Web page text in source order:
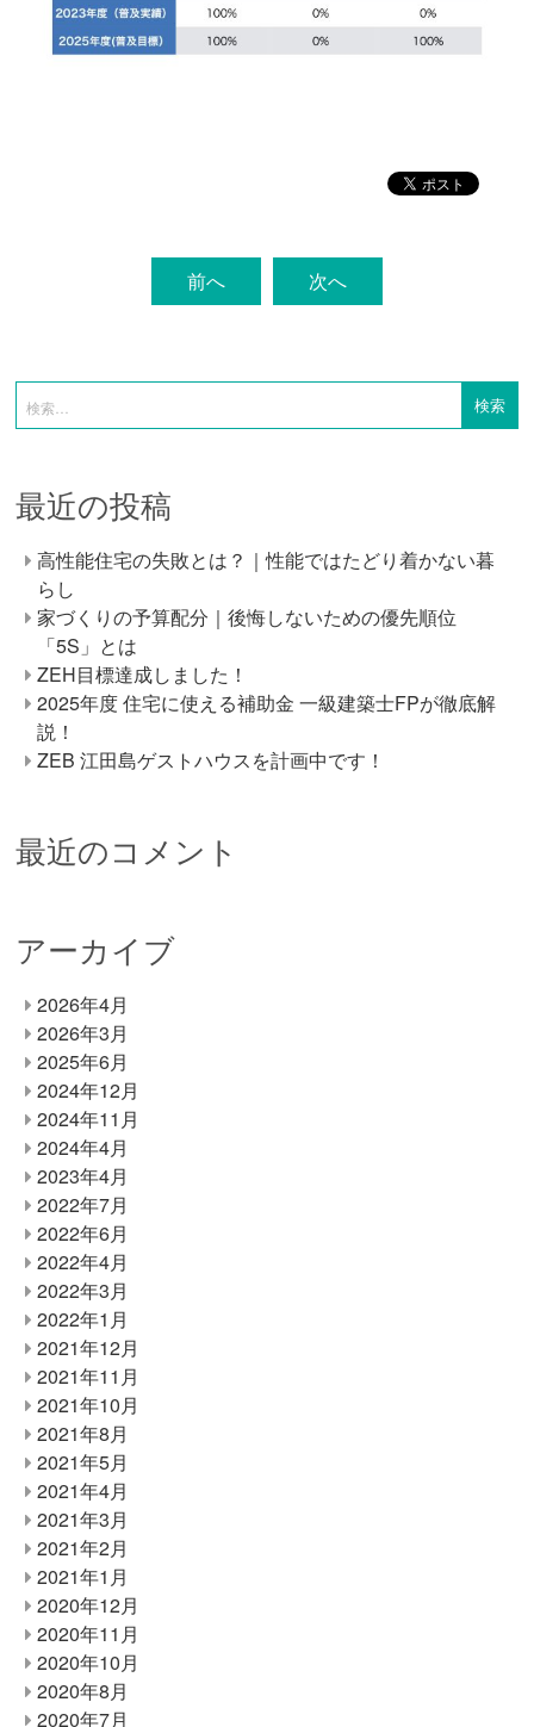
前へ 次へ
最近の投稿
高性能住宅の失敗とは？｜性能ではたどり着かない暮
らし
家づくりの予算配分｜後悔しないための優先順位
「5S」とは
ZEH目標達成しました！
2025年度 住宅に使える補助金 一級建築士FPが徹底解
説！
ZEB 江田島ゲストハウスを計画中です！
最近のコメント
アーカイブ
2026年4月
2026年3月
2025年6月
2024年12月
2024年11月
2024年4月
2023年4月
2022年7月
2022年6月
2022年4月
2022年3月
2022年1月
2021年12月
2021年11月
2021年10月
2021年8月
2021年5月
2021年4月
2021年3月
2021年2月
2021年1月
2020年12月
2020年11月
2020年10月
2020年8月
2020年7月